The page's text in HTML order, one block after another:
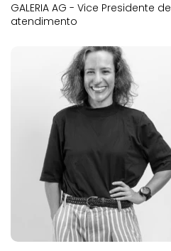
GALERIA AG - Vice Presidente de
atendimento